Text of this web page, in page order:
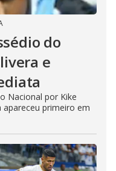
do
e
Nacional por Kike
primeiro em